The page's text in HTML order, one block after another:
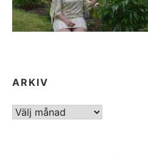
ARKIV
ARKIV